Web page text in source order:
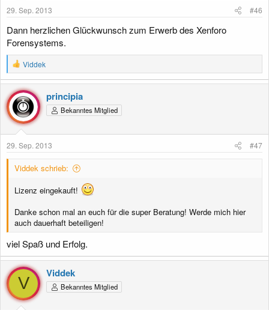
n
29. Sep. 2013 #46
Dann herzlichen Glückwunsch zum Erwerb des Xenforo
Forensystems.
R
e
a
k
t
i
o
n
n
Viddek
principia
Bekanntes Mitglied
29. Sep. 2013 #47
Viddek schrieb:
Lizenz eingekauft!
Danke schon mal an euch für die super Beratung! Werde mich hier
auch dauerhaft beteiligen!
viel Spaß und Erfolg.
V
Viddek
Bekanntes Mitglied